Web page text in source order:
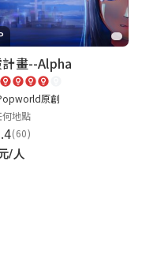
計畫--Alpha
原創
何地點
(60)
/人